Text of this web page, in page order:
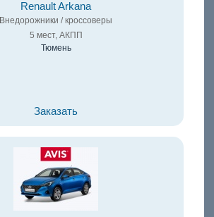
Renault Arkana
Внедорожники / кроссоверы
5 мест, АКПП
Тюмень
Заказать